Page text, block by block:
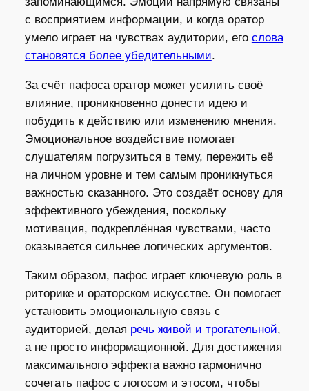
с восприятием информации, и когда оратор
умело играет на чувствах аудитории, его слова
становятся более убедительными.
За счёт пафоса оратор может усилить своё
влияние, проникновенно донести идею и
побудить к действию или изменению мнения.
Эмоциональное воздействие помогает
слушателям погрузиться в тему, пережить её
на личном уровне и тем самым проникнуться
важностью сказанного. Это создаёт основу для
эффективного убеждения, поскольку
мотивация, подкреплённая чувствами, часто
оказывается сильнее логических аргументов.
Таким образом, пафос играет ключевую роль в
риторике и ораторском искусстве. Он помогает
установить эмоциональную связь с
аудиторией, делая речь живой и трогательной,
а не просто информационной. Для достижения
максимального эффекта важно гармонично
сочетать пафос с логосом и этосом, чтобы